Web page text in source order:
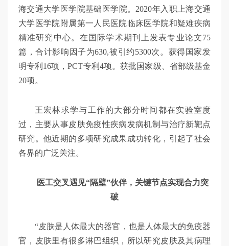
海交通大学医学院基础医学院。2020年入职上海交通
大学医学院附属第一人民医院临床医学院和疑难疾病
精准研究中心。在国际学术期刊上发表专业论文75
篇，合计影响因子为630,被引约5300次。获得国家发
明专利16项，PCT专利4项。获批国家级、省部级基金
20项。
王宏林求学与工作的大部分时间都在实验室度
过，主要从事皮肤免疫性疾病发病机制与治疗新靶点
研究。他近期的多项研究成果成功转化，引起了社会
各界的广泛关注。
医工交叉遇见“隔壁”伙伴，关键节点实现合力突
破
“皮肤是人体最大的器官，也是人体最大的免疫器
官，皮肤里有很多淋巴组织，所以研究皮肤及其病理